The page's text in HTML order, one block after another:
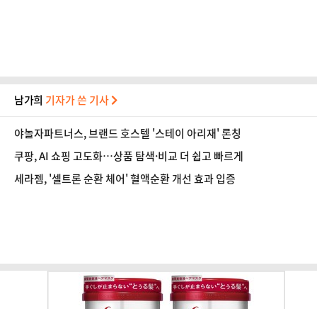
남가희 기자가 쓴 기사
야놀자파트너스, 브랜드 호스텔 '스테이 아리재' 론칭
쿠팡, AI 쇼핑 고도화…상품 탐색·비교 더 쉽고 빠르게
세라젬, '셀트론 순환 체어' 혈액순환 개선 효과 입증